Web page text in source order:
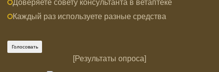
Доверяете совету консультанта в ветаптеке
Каждый раз используете разные средства
[Результаты опроса]